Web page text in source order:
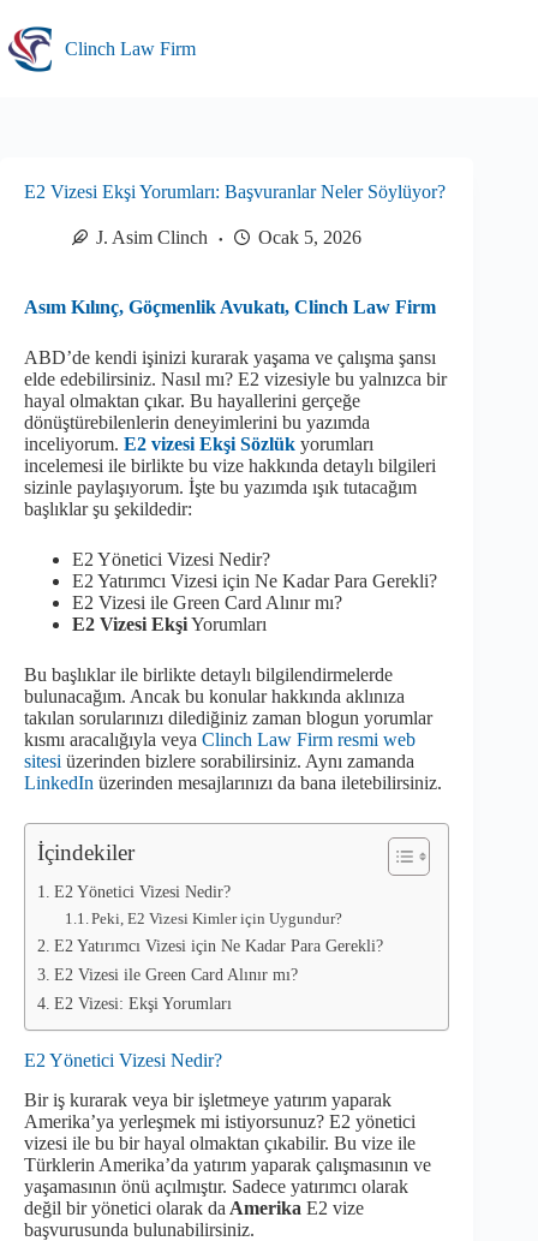
content
Clinch Law Firm
E2 Vizesi Ekşi Yorumları: Başvuranlar Neler Söylüyor?
J. Asim Clinch Ocak 5, 2026
Asım Kılınç, Göçmenlik Avukatı, Clinch Law Firm
ABD’de kendi işinizi kurarak yaşama ve çalışma şansı
elde edebilirsiniz. Nasıl mı? E2 vizesiyle bu yalnızca bir
hayal olmaktan çıkar. Bu hayallerini gerçeğe
dönüştürebilenlerin deneyimlerini bu yazımda
inceliyorum. E2 vizesi Ekşi Sözlük yorumları
incelemesi ile birlikte bu vize hakkında detaylı bilgileri
sizinle paylaşıyorum. İşte bu yazımda ışık tutacağım
başlıklar şu şekildedir:
E2 Yönetici Vizesi Nedir?
E2 Yatırımcı Vizesi için Ne Kadar Para Gerekli?
E2 Vizesi ile Green Card Alınır mı?
E2 Vizesi EkşiYorumları
Bu başlıklar ile birlikte detaylı bilgilendirmelerde
bulunacağım. Ancak bu konular hakkında aklınıza
takılan sorularınızı dilediğiniz zaman blogun yorumlar
kısmı aracalığıyla veya Clinch Law Firm resmi web
sitesi üzerinden bizlere sorabilirsiniz. Aynı zamanda
LinkedIn üzerinden mesajlarınızı da bana iletebilirsiniz.
İçindekiler
E2 Yönetici Vizesi Nedir?
Peki, E2 Vizesi Kimler için Uygundur?
E2 Yatırımcı Vizesi için Ne Kadar Para Gerekli?
E2 Vizesi ile Green Card Alınır mı?
E2 Vizesi: Ekşi Yorumları
E2 Yönetici Vizesi Nedir?
Bir iş kurarak veya bir işletmeye yatırım yaparak
Amerika’ya yerleşmek mi istiyorsunuz? E2 yönetici
vizesi ile bu bir hayal olmaktan çıkabilir. Bu vize ile
Türklerin Amerika’da yatırım yaparak çalışmasının ve
yaşamasının önü açılmıştır. Sadece yatırımcı olarak
değil bir yönetici olarak da Amerika E2 vize
başvurusunda bulunabilirsiniz.